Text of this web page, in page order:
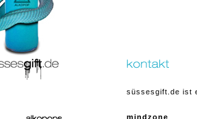
süssesgift.de ist
mindzone